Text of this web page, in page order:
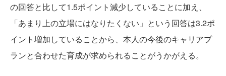
の回答と比して1.5ポイント減少していることに加え、
「あまり上の立場にはなりたくない」という回答は3.2ポ
イント増加していることから、本人の今後のキャリアプ
ランと合わせた育成が求められることがうかがえる。